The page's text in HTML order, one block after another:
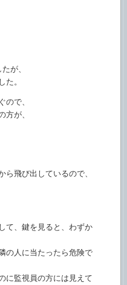
が、
た。
ので、
方が、
ら飛び出しているので、
て、鍵を見ると、 わずか
の人に当たったら危険で
に監視員の方には見えて